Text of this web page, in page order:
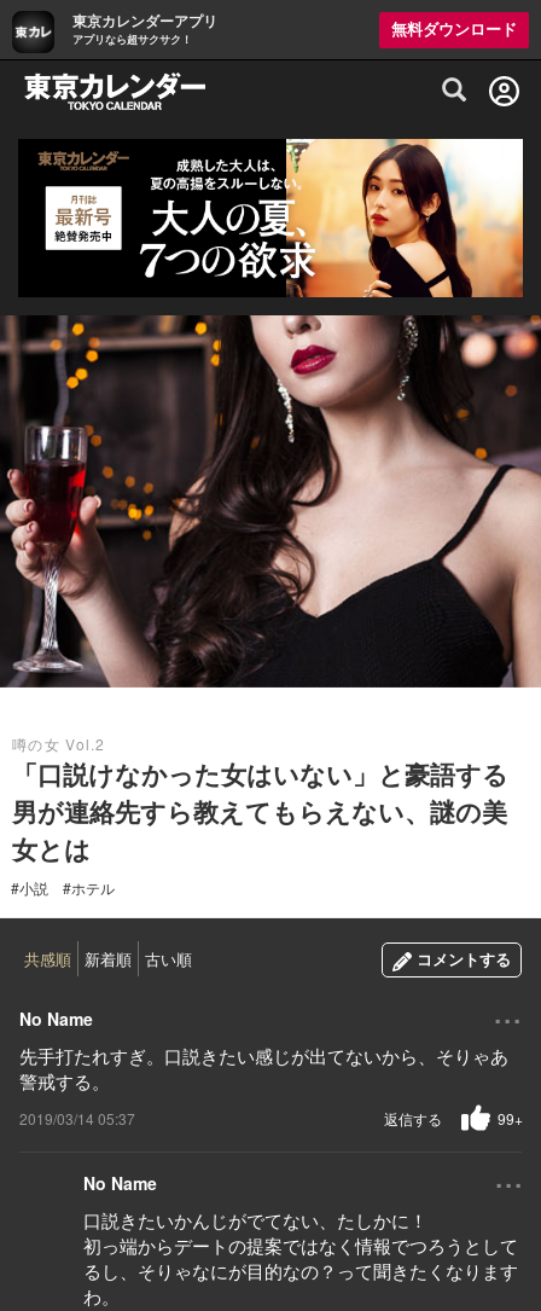
東京カレンダーアプリ
アプリなら超サクサク！
無料ダウンロード
グルメ情報・プレミアムレストラン予約
噂の女 Vol.2
「口説けなかった女はいない」と豪語する
男が連絡先すら教えてもらえない、謎の美
女とは
#小説 #ホテル
共感順 新着順 古い順 コメントする
No Name ...
先手打たれすぎ。口説きたい感じが出てないから、そりゃあ
警戒する。
2019/03/14 05:37 99+
返信する
No Name ...
口説きたいかんじがでてない、たしかに！
初っ端からデートの提案ではなく情報でつろうとして
るし、そりゃなにが目的なの？って聞きたくなります
わ。